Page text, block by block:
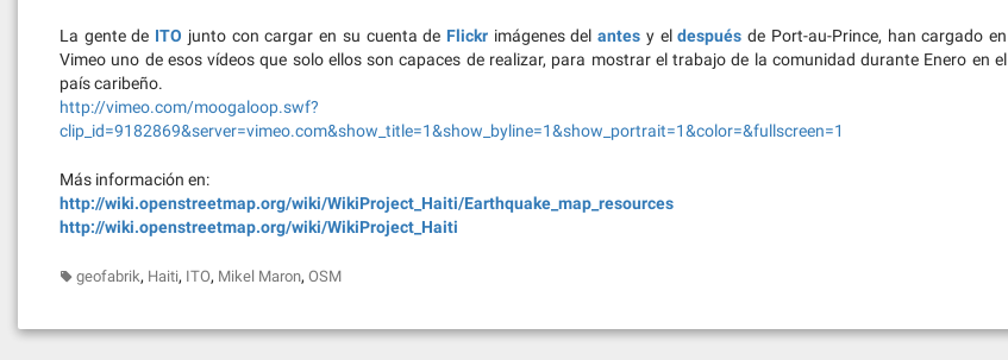
La gente de ITO junto con cargar en su cuenta de Flickr imágenes delantes y eldespués de Port-au-Prince, han cargado en
Vimeo uno de esos vídeos que solo ellos son capaces de realizar, para mostrar el trabajo de la comunidad durante Enero en el
país caribeño.
http://vimeo.com/moogaloop.swf?
clip_id=9182869&server=vimeo.com&show_title=1&show_byline=1&show_portrait=1&color=&fullscreen=1
Más información en:
http://wiki.openstreetmap.org/wiki/WikiProject_Haiti/Earthquake_map_resources
http://wiki.openstreetmap.org/wiki/WikiProject_Haiti
geofabrik, Haiti, ITO, Mikel Maron, OSM